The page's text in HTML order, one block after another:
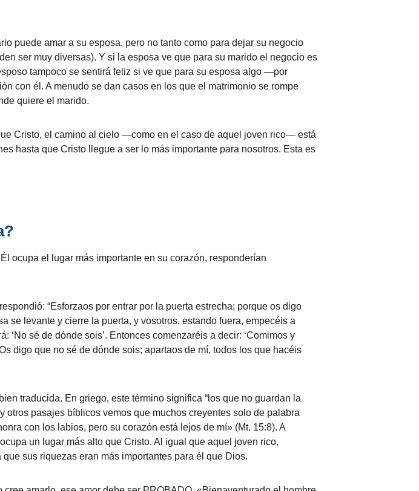
puede amar a su esposa, pero no tanto como para dejar su negocio
ser muy diversas). Y si la esposa ve que para su marido el negocio es
tampoco se sentirá feliz si ve que para su esposa algo —por
con él. A menudo se dan casos en los que el matrimonio se rompe
quiere el marido.
Cristo, el camino al cielo —como en el caso de aquel joven rico— está
hasta que Cristo llegue a ser lo más importante para nosotros. Esta es
ocupa el lugar más importante en su corazón, responderían
“Esforzaos por entrar por la puerta estrecha; porque os digo
se levante y cierre la puerta, y vosotros, estando fuera, empecéis a
‘No sé de dónde sois’. Entonces comenzaréis a decir: ‘Comimos y
digo que no sé de dónde sois; apartaos de mí, todos los que hacéis
traducida. En griego, este término significa “los que no guardan la
otros pasajes bíblicos vemos que muchos creyentes solo de palabra
con los labios, pero su corazón está lejos de mí» (Mt. 15:8). A
un lugar más alto que Cristo. Al igual que aquel joven rico,
sus riquezas eran más importantes para él que Dios.